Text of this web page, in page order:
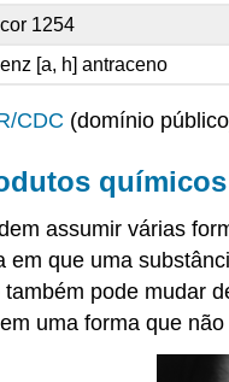
1254
[a, h] antraceno
CDC (domínio
assumir várias
em que uma
pode mudar
uma forma que